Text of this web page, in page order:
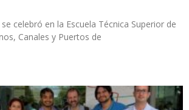
celebró en la Escuela Técnica Superior de
Canales y Puertos de